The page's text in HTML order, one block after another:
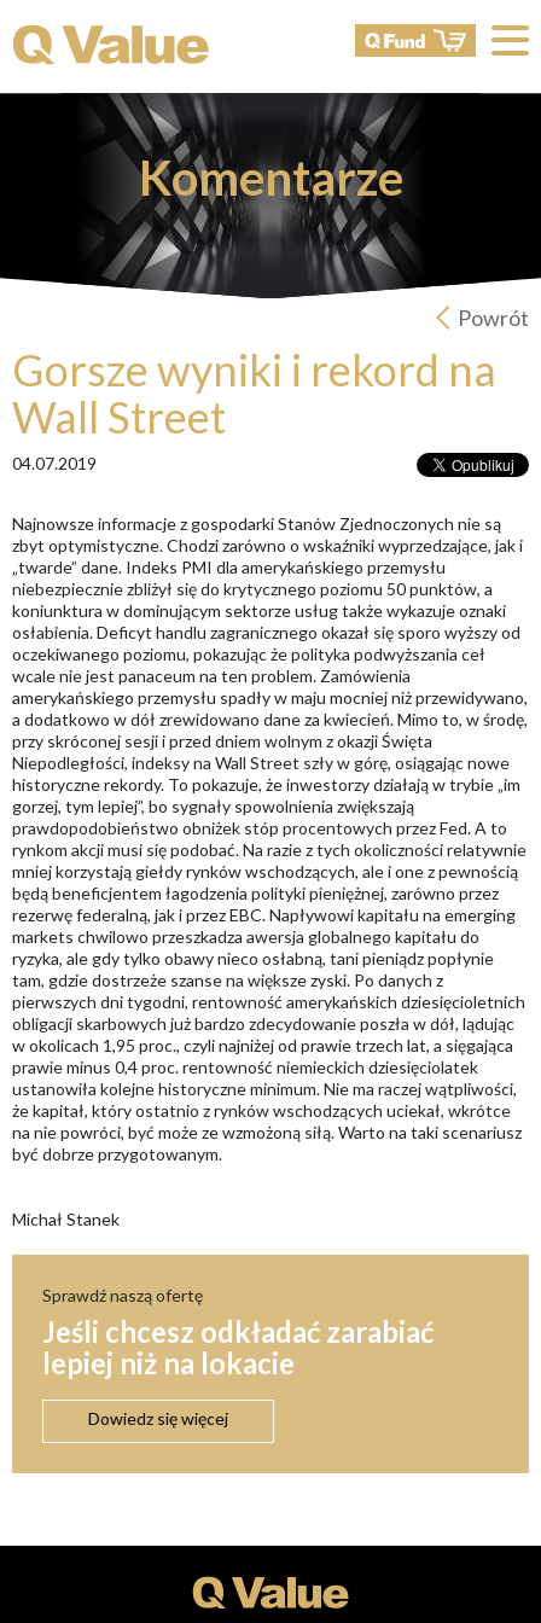
Komentarze
Powrót
Gorsze wyniki i rekord na
Wall Street
04.07.2019
Najnowsze informacje z gospodarki Stanów Zjednoczonych nie są
zbyt optymistyczne. Chodzi zarówno o wskaźniki wyprzedzające, jak i
„twarde” dane. Indeks PMI dla amerykańskiego przemysłu
niebezpiecznie zbliżył się do krytycznego poziomu 50 punktów, a
koniunktura w dominującym sektorze usług także wykazuje oznaki
osłabienia. Deficyt handlu zagranicznego okazał się sporo wyższy od
oczekiwanego poziomu, pokazując że polityka podwyższania ceł
wcale nie jest panaceum na ten problem. Zamówienia
amerykańskiego przemysłu spadły w maju mocniej niż przewidywano,
a dodatkowo w dół zrewidowano dane za kwiecień. Mimo to, w środę,
przy skróconej sesji i przed dniem wolnym z okazji Święta
Niepodległości, indeksy na Wall Street szły w górę, osiągając nowe
historyczne rekordy. To pokazuje, że inwestorzy działają w trybie „im
gorzej, tym lepiej”, bo sygnały spowolnienia zwiększają
prawdopodobieństwo obniżek stóp procentowych przez Fed. A to
rynkom akcji musi się podobać. Na razie z tych okoliczności relatywnie
mniej korzystają giełdy rynków wschodzących, ale i one z pewnością
będą beneficjentem łagodzenia polityki pieniężnej, zarówno przez
rezerwę federalną, jak i przez EBC. Napływowi kapitału na emerging
markets chwilowo przeszkadza awersja globalnego kapitału do
ryzyka, ale gdy tylko obawy nieco osłabną, tani pieniądz popłynie
tam, gdzie dostrzeże szanse na większe zyski. Po danych z
pierwszych dni tygodni, rentowność amerykańskich dziesięcioletnich
obligacji skarbowych już bardzo zdecydowanie poszła w dół, lądując
w okolicach 1,95 proc., czyli najniżej od prawie trzech lat, a sięgająca
prawie minus 0,4 proc. rentowność niemieckich dziesięciolatek
ustanowiła kolejne historyczne minimum. Nie ma raczej wątpliwości,
że kapitał, który ostatnio z rynków wschodzących uciekał, wkrótce
na nie powróci, być może ze wzmożoną siłą. Warto na taki scenariusz
być dobrze przygotowanym.
Michał Stanek
Sprawdź naszą ofertę
Jeśli chcesz odkładać zarabiać
lepiej niż na lokacie
Dowiedz się więcej